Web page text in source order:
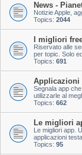
News -
Notizie Apple,
Topics: 2044
I migliori
Riservato alle
per topic. Solo
Topics: 691
Applicazioni
Segnala app
utilizzarle al
Topics: 662
Le migliori
Le migliori app.
applicazioni
Topics: 95